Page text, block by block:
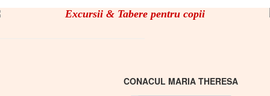
Excursii & Tabere pentru copii
CONACUL MARIA THERESA